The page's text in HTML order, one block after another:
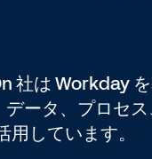
社は Workday
ータ、プロセ
しています。